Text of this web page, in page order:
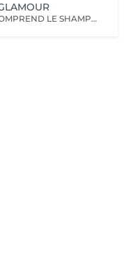
LE CALLIGRAPHYCUT/BRUSHING COMPREND LE SHAMPOOING, LE SOIN, LA COUPE LES PRODUITS DE STYLING ET LE BRUSHING WAVY